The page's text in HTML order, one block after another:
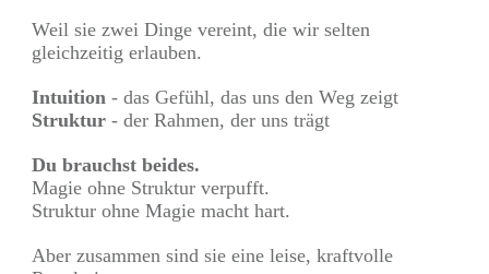
Weil sie zwei Dinge vereint, die wir selten
gleichzeitig erlauben.
Intuition - das Gefühl, das uns den Weg zeigt
Struktur - der Rahmen, der uns trägt
Du brauchst beides.
Magie ohne Struktur verpufft.
Struktur ohne Magie macht hart.
Aber zusammen sind sie eine leise, kraftvolle